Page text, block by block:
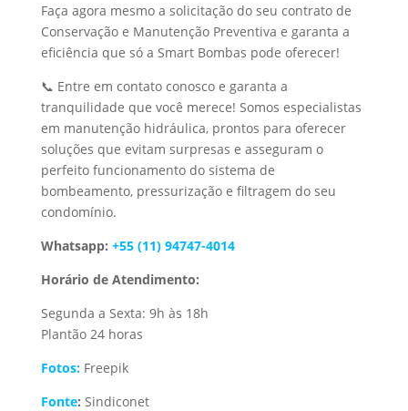
Faça agora mesmo a solicitação do seu contrato de
Conservação e Manutenção Preventiva e garanta a
eficiência que só a Smart Bombas pode oferecer!
📞 Entre em contato conosco e garanta a
tranquilidade que você merece! Somos especialistas
em manutenção hidráulica, prontos para oferecer
soluções que evitam surpresas e asseguram o
perfeito funcionamento do sistema de
bombeamento, pressurização e filtragem do seu
condomínio.
Whatsapp: +55 (11) 94747-4014
Horário de Atendimento:
Segunda a Sexta: 9h às 18h
Plantão 24 horas
Fotos:Freepik
Fonte: Sindiconet